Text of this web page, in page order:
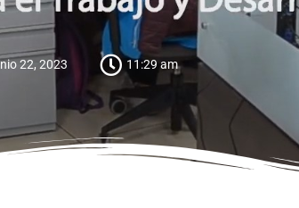
22, 2023 11:29 am